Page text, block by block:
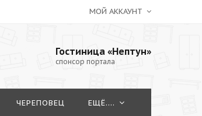
МОЙ АККАУНТ
Гостиница «Нептун»
спонсор портала
ЧЕРЕПОВЕЦ ЕЩЁ....